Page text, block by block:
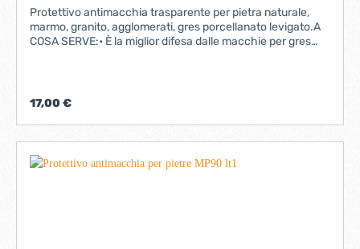
Protettivo antimacchia trasparente per pietra naturale,
marmo, granito, agglomerati, gres porcellanato levigato.A
COSA SERVE:• È la miglior difesa dalle macchie per gres
VANTAGGI:• Non altera la colorazione naturale delle
con gli alimenti”.• È eccellente anche su tavoli e davanzali•
Pronto all’uso: non va diluito.• Impregna, protegge e
semplifica la pulizia.
17,00 €